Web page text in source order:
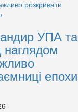
УПА та
наглядом
епохи